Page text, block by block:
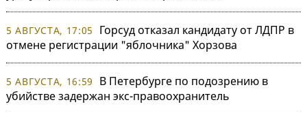
5 АВГУСТА, 17:05
Горсуд отказал кандидату от ЛДПР в
отмене регистрации "яблочника" Хорзова
5 АВГУСТА, 16:59
В Петербурге по подозрению в
убийстве задержан экс-правоохранитель